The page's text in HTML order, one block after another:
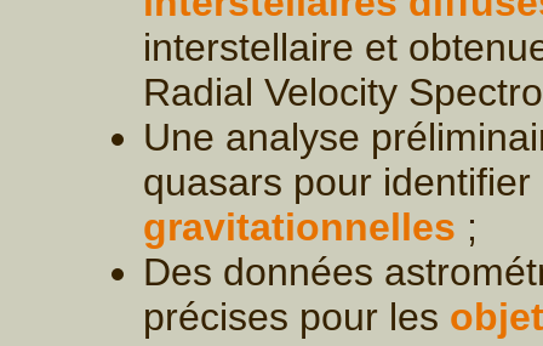
interstellaire et
Radial Velocity
Une analyse
quasars pour
gravitationnelles ;
Des données
précises pour les